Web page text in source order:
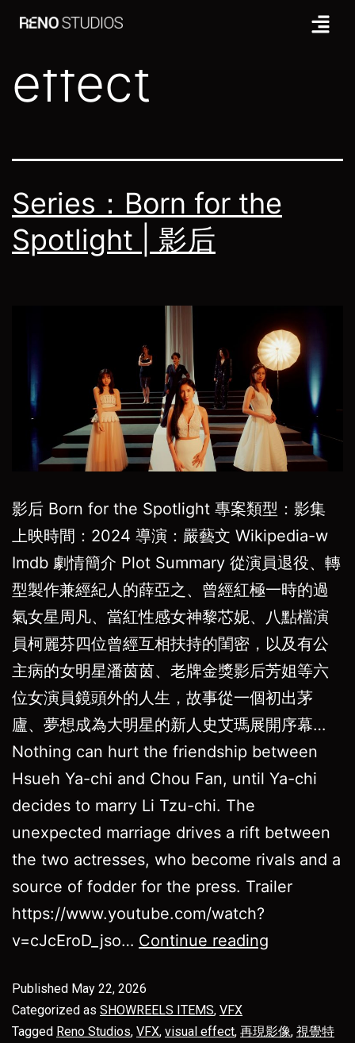
Tag:
effect
Series：Born for the
Spotlight | 影后
影后 Born for the Spotlight 專案類型：影集
上映時間：2024 導演：嚴藝文 Wikipedia-w
Imdb 劇情簡介 Plot Summary 從演員退役、轉
型製作兼經紀人的薛亞之、曾經紅極一時的過
氣女星周凡、當紅性感女神黎芯妮、八點檔演
員柯麗芬四位曾經互相扶持的閨密，以及有公
主病的女明星潘茵茵、老牌金獎影后芳姐等六
位女演員鏡頭外的人生，故事從一個初出茅
廬、夢想成為大明星的新人史艾瑪展開序幕…
Nothing can hurt the friendship between
Hsueh Ya-chi and Chou Fan, until Ya-chi
decides to marry Li Tzu-chi. The
unexpected marriage drives a rift between
the two actresses, who become rivals and a
source of fodder for the press. Trailer
https://www.youtube.com/watch?
v=cJcEroD_jso… Continue reading
Published May 22, 2026
Categorized as SHOWREELS ITEMS, VFX
Tagged Reno Studios, VFX, visual effect, 再現影像, 視覺特